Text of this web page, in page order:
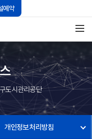
예약
도시관리공단
개인정보처리방침